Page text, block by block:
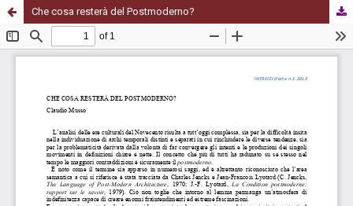
Che cosa resterà del Postmoderno?